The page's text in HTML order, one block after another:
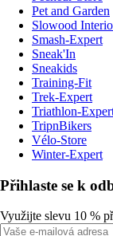
Pet and Garden
Slowood
Smash-Expert
Sneak'In
Sneakids
Training-Fit
Trek-Expert
Triathlon-
TripnBikers
Vélo-Store
Winter-Expert
Přihlaste se k
Využijte slevu 10 %